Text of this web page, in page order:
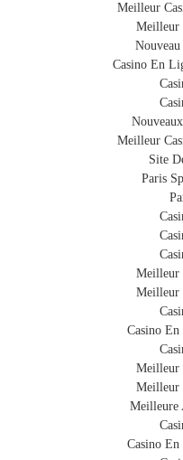
Elle n’absorbe pas
les liquides
Meilleur
Meilleur
Casino En
Meilleur
Site
Paris
Meilleur
Meilleur
Casino
Meilleur
Meilleur
Meilleure
Casino